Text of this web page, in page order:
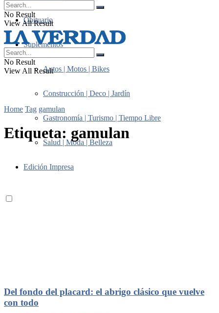
Obituario
Suplementos
Autos | Motos | Bikes
Construcción | Deco | Jardín
Gastronomía | Turismo | Tiempo Libre
Salud | Moda | Belleza
Edición Impresa
No Result
View All Result
No Result
View All Result
Home Tag gamulan
Etiqueta: gamulan
Del fondo del placard: el abrigo clásico que vuelve
con todo